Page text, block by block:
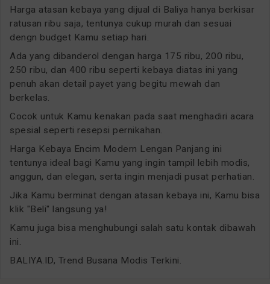
Harga atasan kebaya yang dijual di Baliya hanya berkisar
ratusan ribu saja, tentunya cukup murah dan sesuai
dengn budget Kamu setiap hari.
Ada yang dibanderol dengan harga 175 ribu, 200 ribu,
250 ribu, dan 400 ribu seperti kebaya diatas ini yang
penuh akan detail payet yang begitu mewah dan
berkelas.
Cocok untuk Kamu kenakan pada saat menghadiri acara
spesial seperti resepsi pernikahan.
Harga Kebaya Encim Modern Lengan Panjang ini
tentunya ideal bagi Kamu yang ingin tampil lebih modis,
anggun, dan elegan, serta ingin menjadi pusat perhatian.
Jika Kamu berminat dengan atasan kebaya ini, Kamu bisa
klik "Beli" langsung ya!
Kamu juga bisa menghubungi salah satu kontak dibawah
ini.
BALIYA.ID, Trend Busana Modis Terkini.